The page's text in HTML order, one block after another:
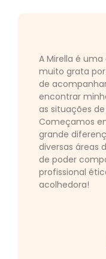
A Mirella é
muito grata
de
encontrar
as situações
Começamos
grande
diversas áreas
de poder
profissional
acolhedora!